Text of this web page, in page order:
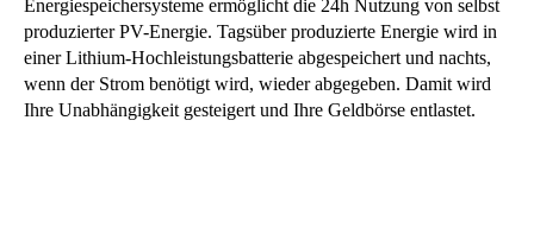
Energiespeichersysteme ermöglicht die 24h Nutzung von selbst
produzierter PV-Energie. Tagsüber produzierte Energie wird in
einer Lithium-Hochleistungsbatterie abgespeichert und nachts,
wenn der Strom benötigt wird, wieder abgegeben. Damit wird
Ihre Unabhängigkeit gesteigert und Ihre Geldbörse entlastet.